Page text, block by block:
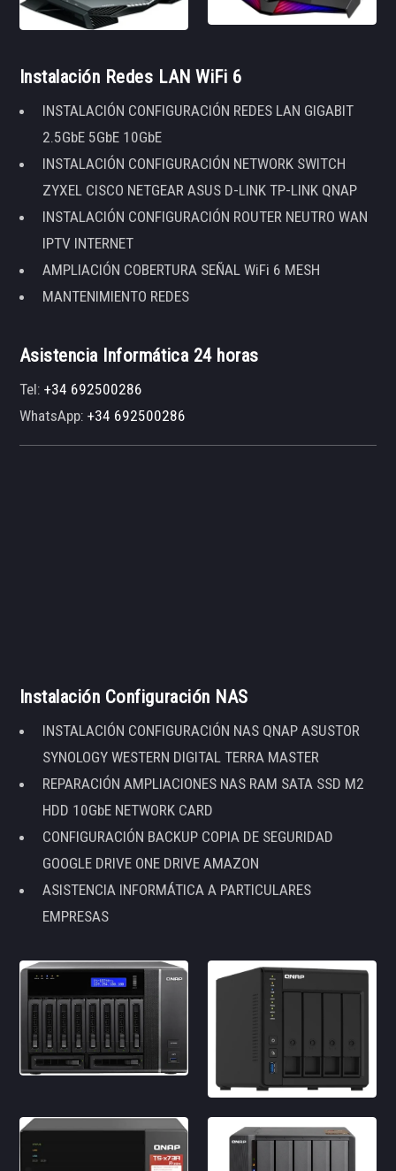
Instalación Redes LAN WiFi 6
INSTALACIÓN CONFIGURACIÓN REDES LAN GIGABIT
2.5GbE 5GbE 10GbE
INSTALACIÓN CONFIGURACIÓN NETWORK SWITCH
ZYXEL CISCO NETGEAR ASUS D-LINK TP-LINK QNAP
INSTALACIÓN CONFIGURACIÓN ROUTER NEUTRO WAN
IPTV INTERNET
AMPLIACIÓN COBERTURA SEÑAL WiFi 6 MESH
MANTENIMIENTO REDES
Asistencia Informática 24 horas
Tel:+34 692500286
WhatsApp:+34 692500286
Instalación Configuración NAS
INSTALACIÓN CONFIGURACIÓN NAS QNAP ASUSTOR
SYNOLOGY WESTERN DIGITAL TERRA MASTER
REPARACIÓN AMPLIACIONES NAS RAM SATA SSD M2
HDD 10GbE NETWORK CARD
CONFIGURACIÓN BACKUP COPIA DE SEGURIDAD
GOOGLE DRIVE ONE DRIVE AMAZON
ASISTENCIA INFORMÁTICA A PARTICULARES
EMPRESAS